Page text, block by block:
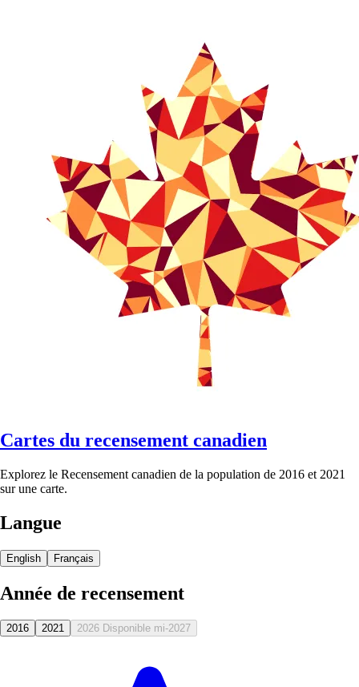
Cartes du recensement canadien
Explorez le Recensement canadien de la population de 2016 et 2021
sur une carte.
Langue
English Français
Année de recensement
2016 2021 2026 Disponible mi-2027